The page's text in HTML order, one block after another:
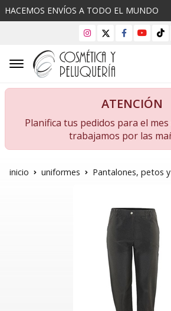
HACEMOS ENVÍOS A TODO EL MUNDO
ATENCIÓN
Planifica tus pedidos para el
trabajamos por las
inicio uniformes Pantalones, petos